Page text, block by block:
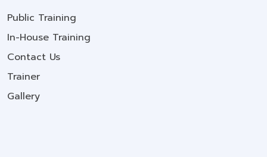
Public Training
In-House Training
Contact Us
Trainer
Gallery